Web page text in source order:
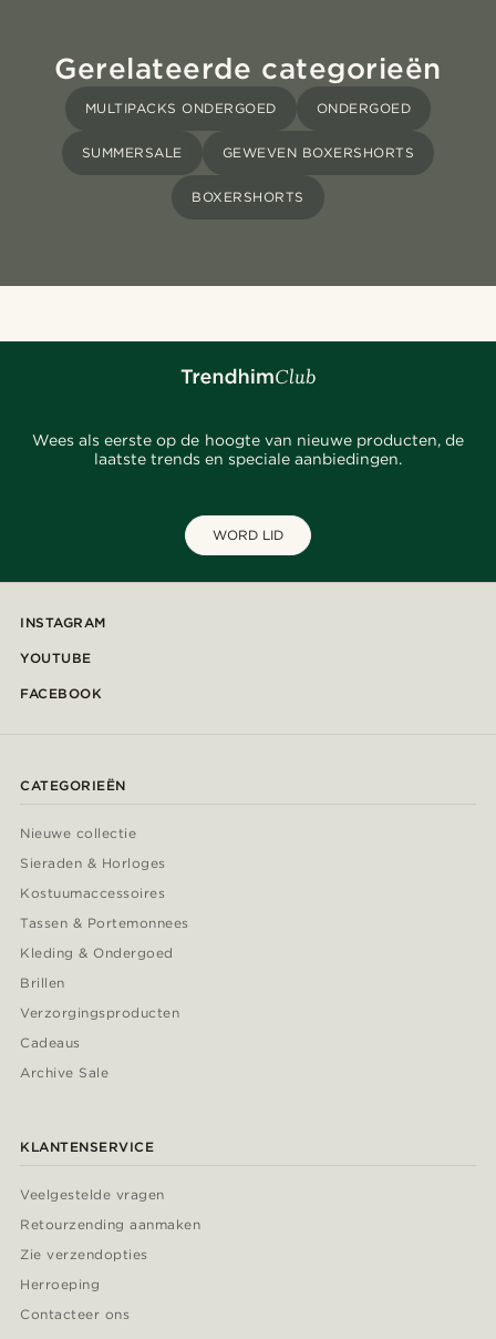
Gerelateerde categorieën
MULTIPACKS ONDERGOED ONDERGOED
SUMMERSALE GEWEVEN BOXERSHORTS
BOXERSHORTS
Wees als eerste op de hoogte van nieuwe producten, de
laatste trends en speciale aanbiedingen.
WORD LID
INSTAGRAM
YOUTUBE
FACEBOOK
CATEGORIEËN
Nieuwe collectie
Sieraden & Horloges
Kostuumaccessoires
Tassen & Portemonnees
Kleding & Ondergoed
Brillen
Verzorgingsproducten
Cadeaus
Archive Sale
KLANTENSERVICE
Veelgestelde vragen
Retourzending aanmaken
Zie verzendopties
Herroeping
Contacteer ons